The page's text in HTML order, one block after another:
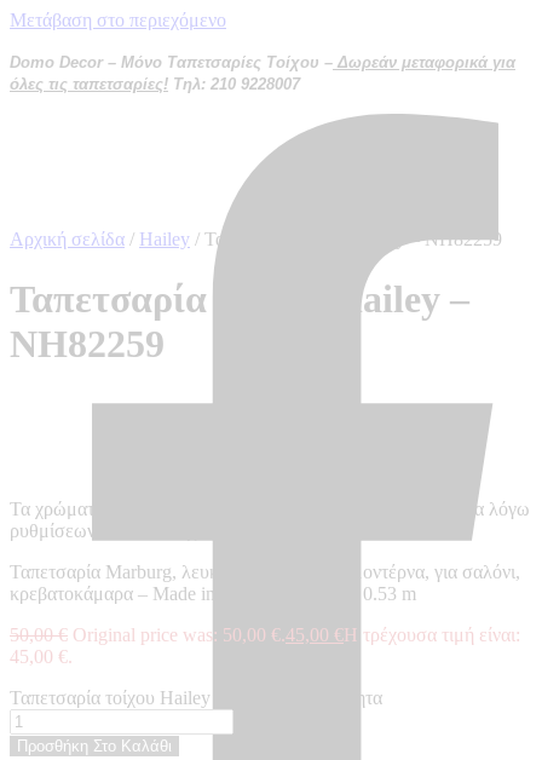
Μετάβαση στο περιεχόμενο
Domo Decor – Μόνο Ταπετσαρίες Τοίχου – Δωρεάν μεταφορικά για
όλες τις ταπετσαρίες! Τηλ: 210 9228007
Αρχική σελίδα / Hailey / Ταπετσαρία τοίχου Hailey – NH82259
Ταπετσαρία τοίχου Hailey –
NH82259
Τα χρώματα ενδέχεται να διαφέρουν από την πραγματικότητα λόγω
ρυθμίσεων κάθε οθόνης
Ταπετσαρία Marburg, λευκή, ανθρακί, ρίγα, μοντέρνα, για σαλόνι,
κρεβατοκάμαρα – Made in Germany, 10.05 x 0.53 m
50,00€ Original price was: 50,00 €.45,00 €Η τρέχουσα τιμή είναι:
45,00 €.
Ταπετσαρία τοίχου Hailey - NH82259 ποσότητα
Προσθήκη Στο Καλάθι